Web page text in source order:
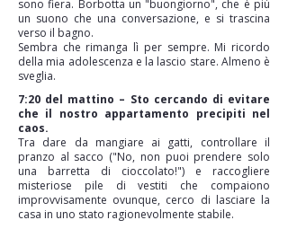
sono fiera. Borbotta un "buongiorno", che è più
un suono che una conversazione, e si trascina
verso il bagno.
Sembra che rimanga lì per sempre. Mi ricordo
della mia adolescenza e la lascio stare. Almeno è
sveglia.
7:20 del mattino – Sto cercando di evitare
che il nostro appartamento precipiti nel
caos.
Tra dare da mangiare ai gatti, controllare il
pranzo al sacco ("No, non puoi prendere solo
una barretta di cioccolato!") e raccogliere
misteriose pile di vestiti che compaiono
improvvisamente ovunque, cerco di lasciare la
casa in uno stato ragionevolmente stabile.